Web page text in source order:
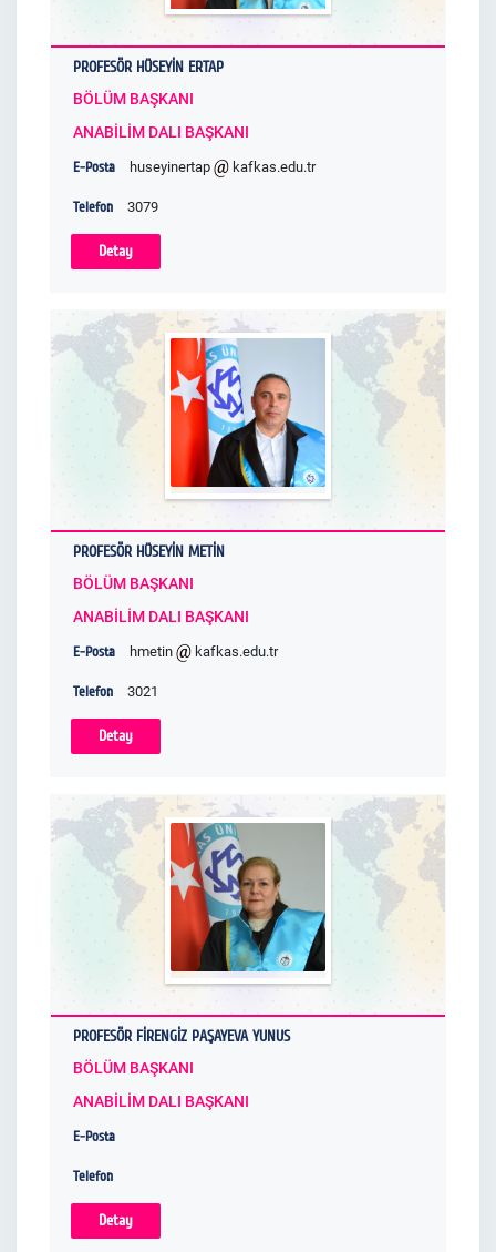
PROFESÖR HÜSEYİN ERTAP
BÖLÜM BAŞKANI
ANABİLİM DALI BAŞKANI
E-Posta
huseyinertap kafkas.edu.tr
Telefon 3079
Detay
PROFESÖR HÜSEYİN METİN
BÖLÜM BAŞKANI
ANABİLİM DALI BAŞKANI
E-Posta
hmetin kafkas.edu.tr
Telefon 3021
Detay
PROFESÖR FİRENGİZ PAŞAYEVA YUNUS
BÖLÜM BAŞKANI
ANABİLİM DALI BAŞKANI
E-Posta
Telefon
Detay